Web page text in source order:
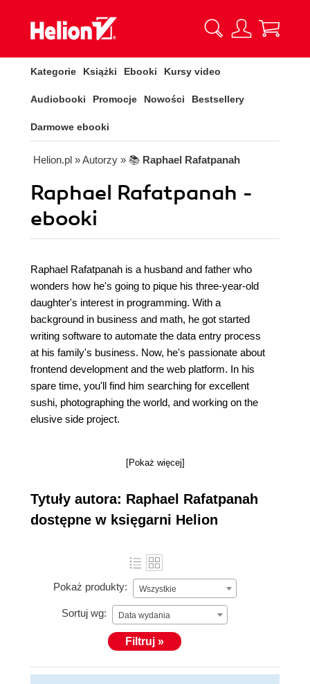
Kategorie Książki Ebooki Kursy video
Audiobooki Promocje Nowości Bestsellery
Darmowe ebooki
Helion.pl » Autorzy » 📚 Raphael Rafatpanah
Raphael Rafatpanah -
ebooki
Raphael Rafatpanah is a husband and father who
wonders how he's going to pique his three-year-old
daughter's interest in programming. With a
background in business and math, he got started
writing software to automate the data entry process
at his family's business. Now, he's passionate about
frontend development and the web platform. In his
spare time, you'll find him searching for excellent
sushi, photographing the world, and working on the
elusive side project.
[Pokaż więcej]
Tytuły autora: Raphael Rafatpanah
dostępne w księgarni Helion
Pokaż produkty: Wszystkie
Sortuj wg: Data wydania
Filtruj »